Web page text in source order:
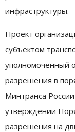
инфраструктуры.
Проект
субъектом
уполномоченный
разрешения в
Минтранса
утверждении
разрешения на